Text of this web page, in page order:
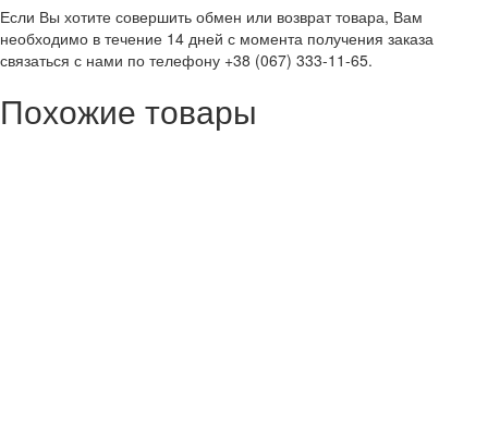
Если Вы хотите совершить обмен или возврат товара, Вам
необходимо в течение 14 дней с момента получения заказа
связаться с нами по телефону +38 (067) 333-11-65.
Похожие товары